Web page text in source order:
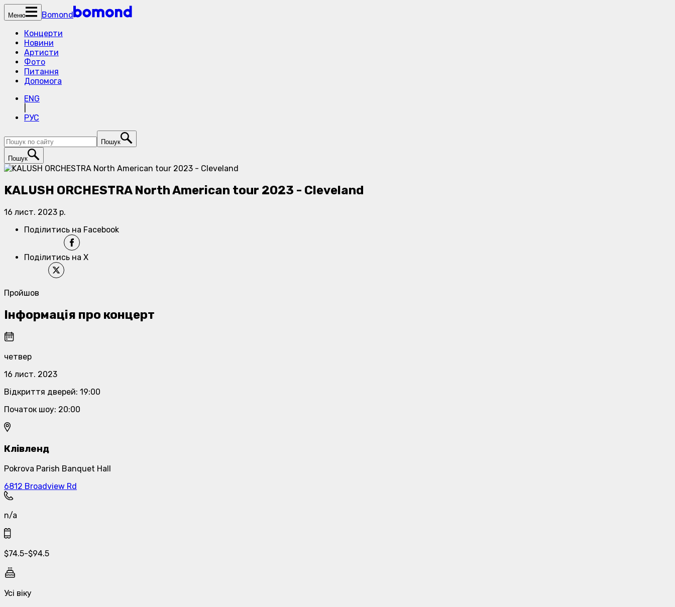
Меню
Bomond
Концерти
Новини
Артисти
Фото
Питання
Допомога
ENG
РУС
Пошук
Пошук
KALUSH ORCHESTRA North American tour 2023 - Cleveland
16 лист. 2023 р.
Поділитись на Facebook
Поділитись на X
Пройшов
Інформація про концерт
четвер
16 лист. 2023
Відкриття дверей: 19:00
Початок шоу: 20:00
Клівленд
Pokrova Parish Banquet Hall
6812 Broadview Rd
n/a
$74.5-$94.5
Усі віку